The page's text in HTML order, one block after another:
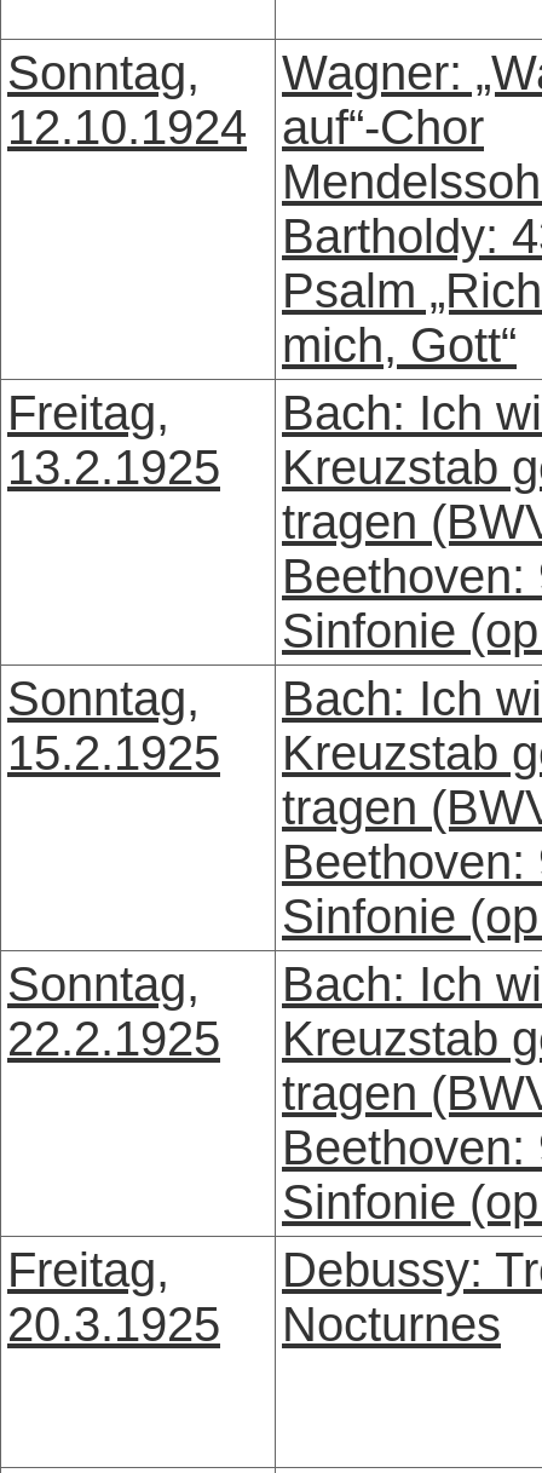
Sonntag,
12.10.1924
Wagner:
auf“-Chor
Bartholdy:
Psalm
mich, Gott“
Freitag,
13.2.1925
Bach: Ich
Kreuzstab
tragen
Beethoven:
Sinfonie
Sonntag,
15.2.1925
Bach: Ich
Kreuzstab
tragen
Beethoven:
Sinfonie
Sonntag,
22.2.1925
Bach: Ich
Kreuzstab
tragen
Beethoven:
Sinfonie
Freitag,
20.3.1925
Debussy:
Nocturnes